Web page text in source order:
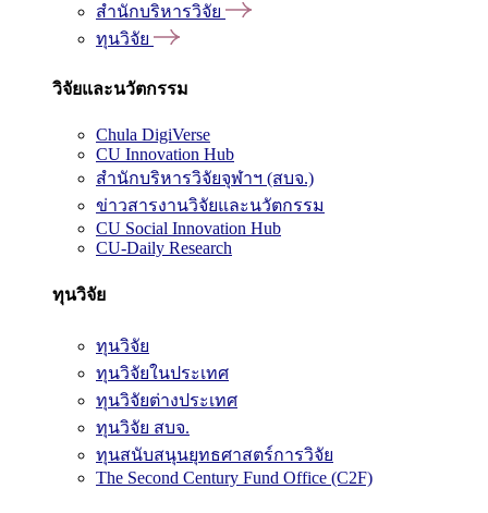
สำนักบริหารวิจัย
ทุนวิจัย
วิจัยและนวัตกรรม
Chula DigiVerse
CU Innovation Hub
สำนักบริหารวิจัยจุฬาฯ (สบจ.)
ข่าวสารงานวิจัยและนวัตกรรม
CU Social Innovation Hub
CU-Daily Research
ทุนวิจัย
ทุนวิจัย
ทุนวิจัยในประเทศ
ทุนวิจัยต่างประเทศ
ทุนวิจัย สบจ.
ทุนสนับสนุนยุทธศาสตร์การวิจัย
The Second Century Fund Office (C2F)